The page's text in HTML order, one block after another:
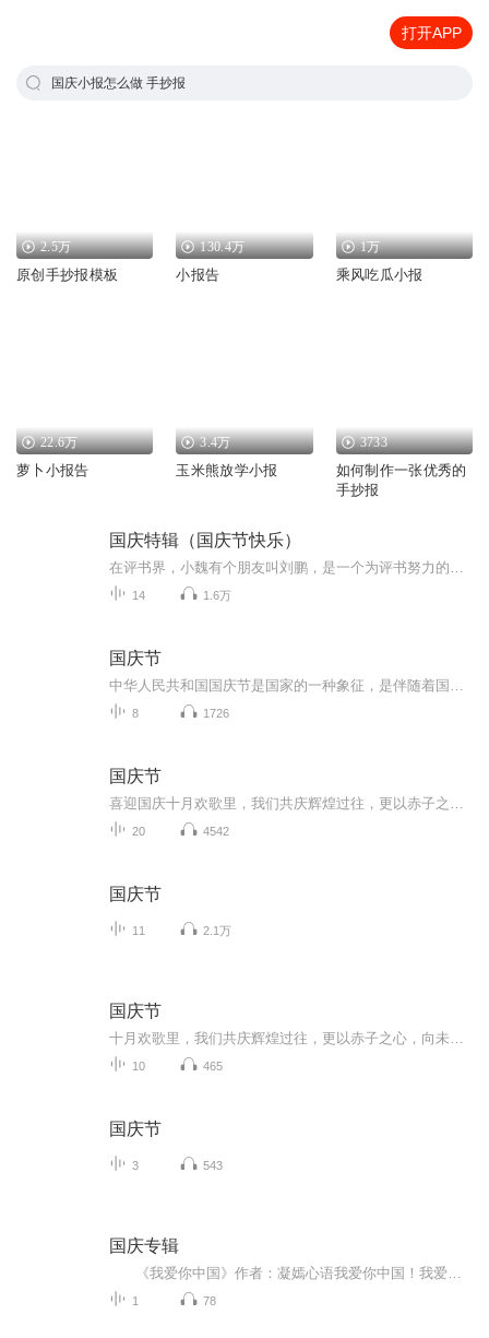
打开APP
国庆小报怎么做 手抄报
2.5万
原创手抄报模板
130.4万
小报告
1万
乘风吃瓜小报
22.6万
萝卜小报告
3.4万
玉米熊放学小报
3733
如何制作一张优秀的
手抄报
国庆特辑（国庆节快乐）
14 1.6万
国庆节
8 1726
国庆节
20 4542
国庆节
11 2.1万
国庆节
10 465
国庆节
3 543
国庆专辑
1 78